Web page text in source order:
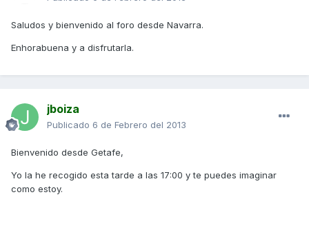
Saludos y bienvenido al foro desde Navarra.
Enhorabuena y a disfrutarla.
jboiza
Publicado 6 de Febrero del 2013
Bienvenido desde Getafe,
Yo la he recogido esta tarde a las 17:00 y te puedes imaginar
como estoy.